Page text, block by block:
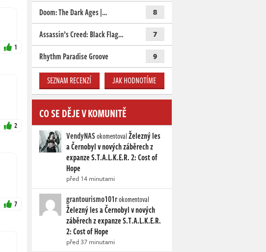
1
2
7
Doom: The Dark Ages |… 8
Assassin’s Creed: Black Flag… 7
Rhythm Paradise Groove 9
SEZNAM RECENZÍ JAK HODNOTÍME
CO SE DĚJE V KOMUNITĚ
VendyNASokomentovalŽelezný les
a Černobyl v nových záběrech z
expanze S.T.A.L.K.E.R. 2: Cost of
Hope
před 14 minutami
grantourismo101rokomentoval
Železný les a Černobyl v nových
záběrech z expanze S.T.A.L.K.E.R.
2: Cost of Hope
před 37 minutami